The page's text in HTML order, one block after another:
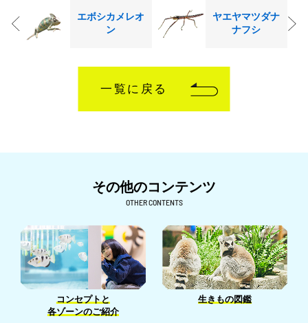
エボシカメレオ
ン
ヤエヤマツダナ
ナフシ
一覧に戻る
その他のコンテンツ
OTHER CONTENTS
コンセプトと
各ゾーンのご紹介
生きもの図鑑